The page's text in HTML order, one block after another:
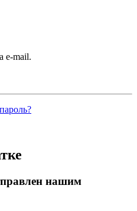
e-mail.
нашим